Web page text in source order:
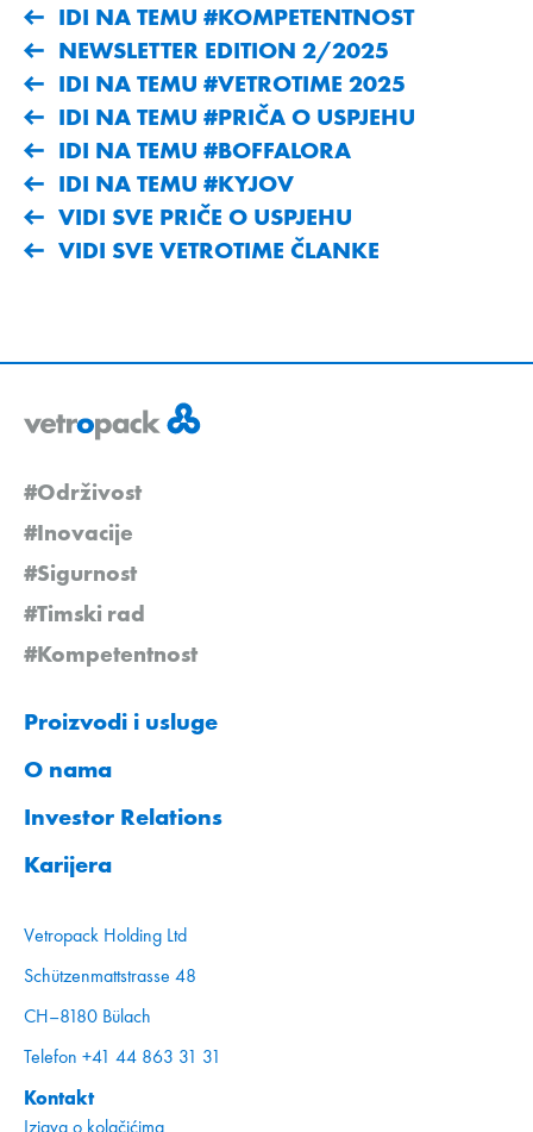
IDI NA TEMU #KOMPETENTNOST
NEWSLETTER EDITION 2/2025
IDI NA TEMU #VETROTIME 2025
IDI NA TEMU #PRIČA O USPJEHU
IDI NA TEMU #BOFFALORA
IDI NA TEMU #KYJOV
VIDI SVE PRIČE O USPJEHU
VIDI SVE VETROTIME ČLANKE
#Održivost
#Inovacije
#Sigurnost
#Timski rad
#Kompetentnost
Proizvodi i usluge
O nama
Investor Relations
Karijera
Vetropack Holding Ltd
Schützenmattstrasse 48
CH–8180 Bülach
Telefon +41 44 863 31 31
Kontakt
Izjava o kolačićima